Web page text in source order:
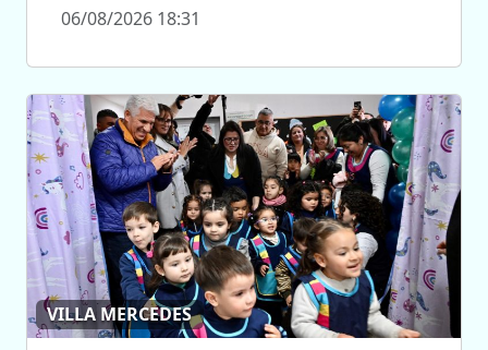
06/08/2026 18:31
VILLA MERCEDES